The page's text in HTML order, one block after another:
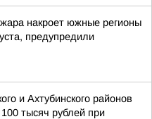
накроет южные регионы
предупредили
и Ахтубинского районов
тысяч рублей при